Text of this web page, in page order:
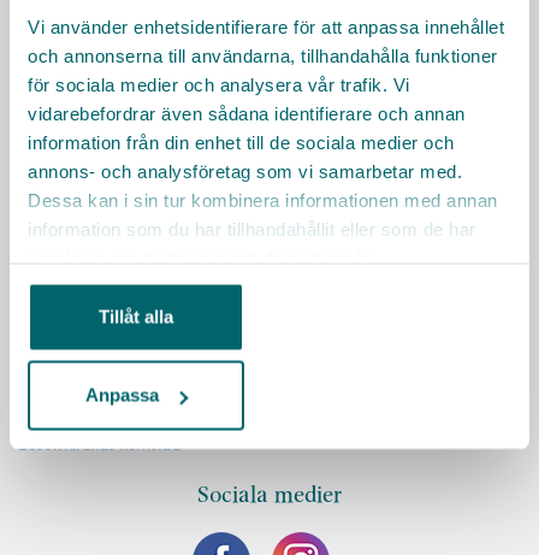
Vi använder enhetsidentifierare för att anpassa innehållet
och annonserna till användarna, tillhandahålla funktioner
för sociala medier och analysera vår trafik. Vi
vidarebefordrar även sådana identifierare och annan
information från din enhet till de sociala medier och
annons- och analysföretag som vi samarbetar med.
Dessa kan i sin tur kombinera informationen med annan
information som du har tillhandahållit eller som de har
Tillåt alla
Anpassa
Rekryterare
bemanning@kiruna.se
0980-707 83
Besök Kirunas hemsida
Sociala medier